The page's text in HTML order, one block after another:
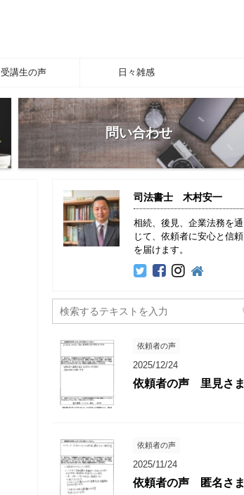
受講生の声 日々雑感
問い合わせ
司法書士 木村安一
相続、後見、企業法務を通
じて、依頼者に安心と信頼
を届けます。
依頼者の声
2025/12/24
依頼者の声 里見さま
依頼者の声
2025/11/24
依頼者の声 匿名さま